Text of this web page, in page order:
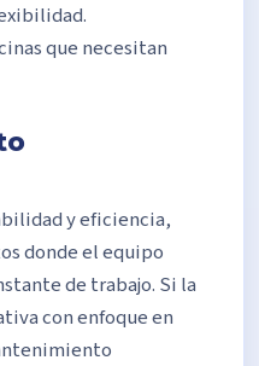
que necesitan
y eficiencia,
donde el equipo
de trabajo. Si la
con enfoque en